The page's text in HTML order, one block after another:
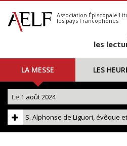
S'abonner
Calendrier
Association Épiscopale
les pays Francophones
les
LA MESSE LES
Le 1 août 2024
S. Alphonse de Liguori, évêque